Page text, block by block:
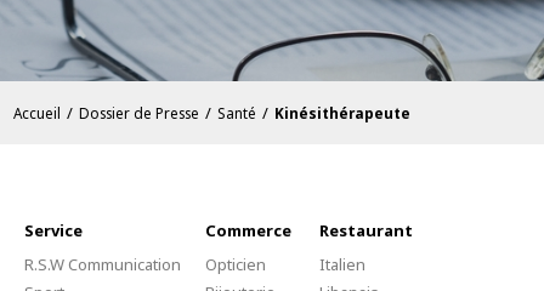
Accueil / Dossier de Presse / Santé / Kinésithérapeute
Service
R.S.W Communication
Commerce
Opticien
Restaurant
Italien